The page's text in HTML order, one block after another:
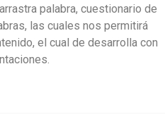
palabra, cuestionario de
las cuales nos permitirá
el cual de desarrolla con